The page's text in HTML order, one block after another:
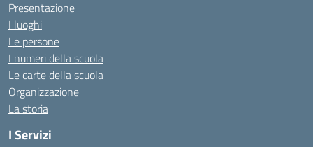
Presentazione
I luoghi
Le persone
I numeri della scuola
Le carte della scuola
Organizzazione
La storia
I Servizi